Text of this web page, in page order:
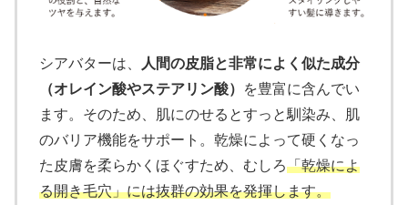
シアバターは、
人間の皮脂と非常によく似た成分
（オレイン酸やステアリン酸）
を豊富に含んでい
ます。そのため、肌にのせるとすっと馴染み、肌
のバリア機能をサポート。乾燥によって硬くなっ
た皮膚を柔らかくほぐすため、むしろ「乾燥によ
る開き毛穴」には抜群の効果を発揮します。